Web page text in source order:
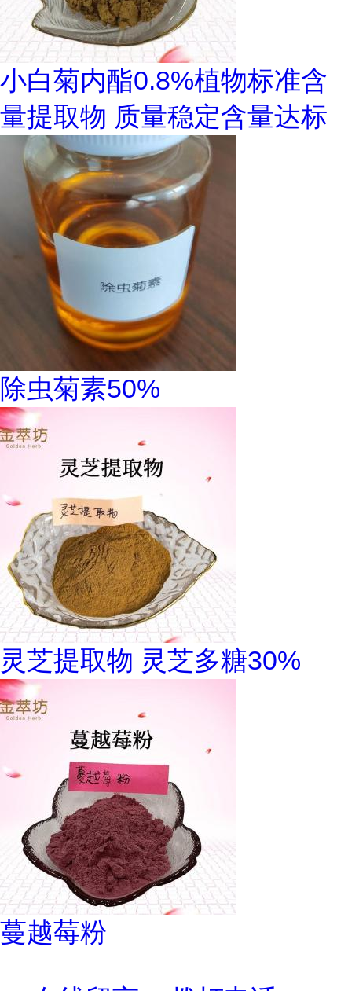
小白菊内酯0.8%植物标准含
量提取物 质量稳定含量达标
除虫菊素50%
灵芝提取物 灵芝多糖30%
蔓越莓粉